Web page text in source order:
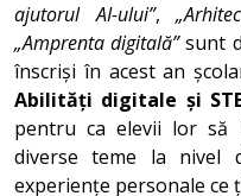
ajutorul AI-ului”,
„Amprenta digitală”sunt
înscriși în acest an
Abilități digitale și
pentru ca elevii lor să
diverse teme la nivel
experiențe personale ce